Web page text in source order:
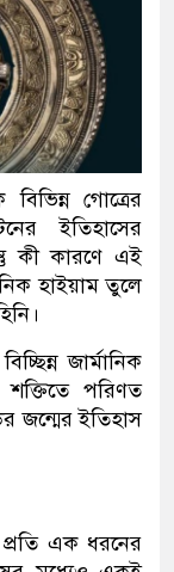
গোত্রের
ইতিহাসের
কী কারণে এই
হাইয়াম তুলে
জার্মানিক
শক্তিতে পরিণত
জন্মের ইতিহাস
এক ধরনের